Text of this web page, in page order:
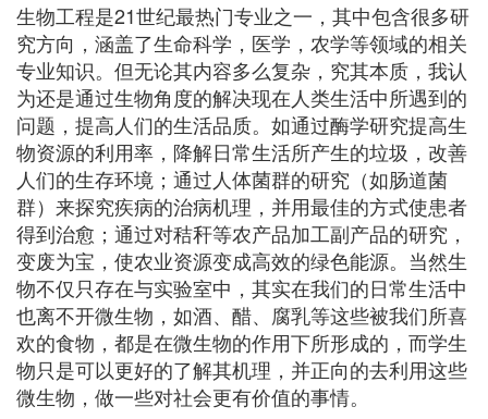
生物工程是21世纪最热门专业之一，其中包含很多研
究方向，涵盖了生命科学，医学，农学等领域的相关
专业知识。但无论其内容多么复杂，究其本质，我认
为还是通过生物角度的解决现在人类生活中所遇到的
问题，提高人们的生活品质。如通过酶学研究提高生
物资源的利用率，降解日常生活所产生的垃圾，改善
人们的生存环境；通过人体菌群的研究（如肠道菌
群）来探究疾病的治病机理，并用最佳的方式使患者
得到治愈；通过对秸秆等农产品加工副产品的研究，
变废为宝，使农业资源变成高效的绿色能源。当然生
物不仅只存在与实验室中，其实在我们的日常生活中
也离不开微生物，如酒、醋、腐乳等这些被我们所喜
欢的食物，都是在微生物的作用下所形成的，而学生
物只是可以更好的了解其机理，并正向的去利用这些
微生物，做一些对社会更有价值的事情。